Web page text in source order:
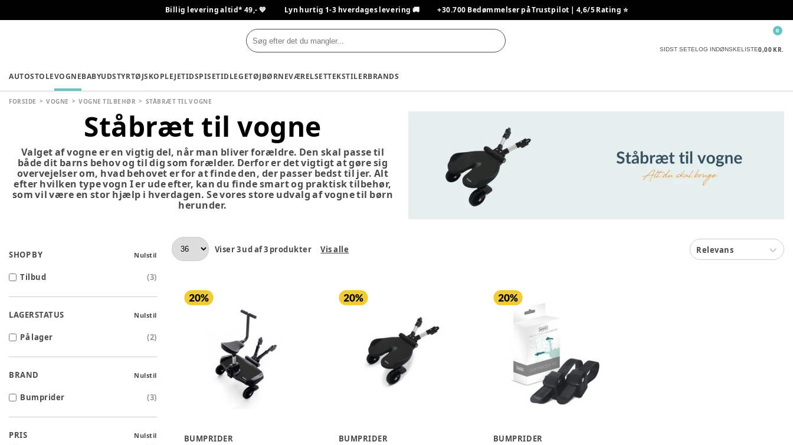
Billig levering altid* 49,- 💙 Lyn hurtig 1-3 hverdages levering 🚚 +30.700 Bedømmelser på Trustpilot | 4,6/5 Rating ⭐️
SIDST SETELOG INDØNSKELISTE0,00 KR.
0
AUTOSTOLEVOGNEBABYUDSTYRTØJSKOPLEJETIDSPISETIDLEGETØJBØRNEVÆRELSETTEKSTILERBRANDS
FORSIDE VOGNE VOGNE TILBEHØR STÅBRÆT TIL VOGNE
Ståbræt til vogne
Valget af vogne er en vigtig del, når man bliver forældre. Den skal passe til
både dit barns behov og til dig som forælder. Derfor er det vigtigt at gøre sig
overvejelser om, hvad behovet er for at finde den, der passer bedst til jer. Alt
efter hvilken type vogn I er ude efter, kan du finde smart og praktisk tilbehør,
som vil være en stor hjælp i hverdagen. Se vores store udvalg af vogne til børn
herunder.
SHOP BY Nulstil
Tilbud (3)
LAGERSTATUS Nulstil
På lager (2)
BRAND Nulstil
Bumprider (3)
PRIS Nulstil
Viser3ud af3 produkter Vis alle Relevans
BUMPRIDER
BUMPRIDER
BUMPRIDER